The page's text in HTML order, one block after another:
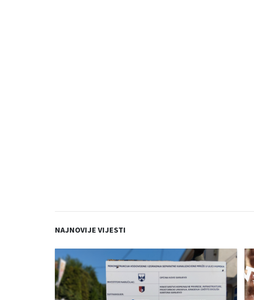
NAJNOVIJE VIJESTI